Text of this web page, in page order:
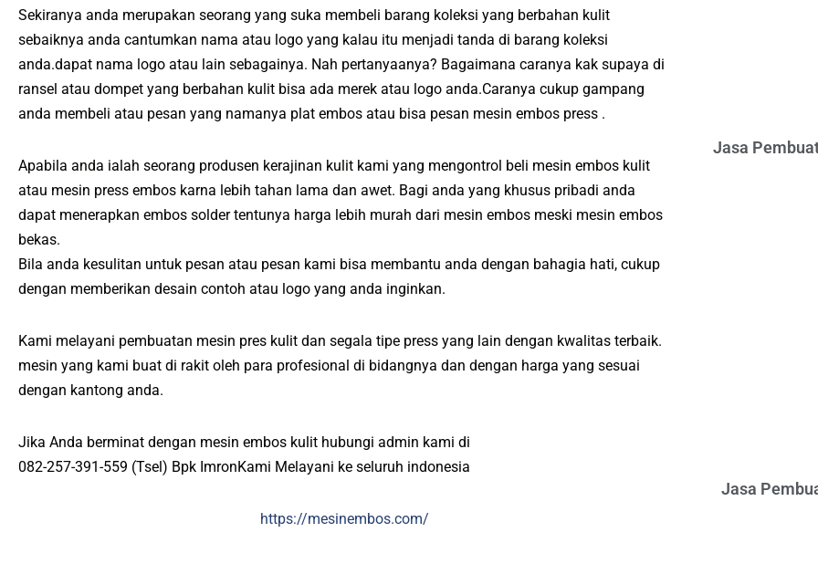
Sekiranya anda merupakan seorang yang suka membeli barang koleksi yang berbahan kulit
sebaiknya anda cantumkan nama atau logo yang kalau itu menjadi tanda di barang koleksi
anda.dapat nama logo atau lain sebagainya. Nah pertanyaanya? Bagaimana caranya kak supaya di
ransel atau dompet yang berbahan kulit bisa ada merek atau logo anda.Caranya cukup gampang
anda membeli atau pesan yang namanya plat embos atau bisa pesan mesin embos press .
Apabila anda ialah seorang produsen kerajinan kulit kami yang mengontrol beli mesin embos kulit
atau mesin press embos karna lebih tahan lama dan awet. Bagi anda yang khusus pribadi anda
dapat menerapkan embos solder tentunya harga lebih murah dari mesin embos meski mesin embos
bekas.
Bila anda kesulitan untuk pesan atau pesan kami bisa membantu anda dengan bahagia hati, cukup
dengan memberikan desain contoh atau logo yang anda inginkan.
Kami melayani pembuatan mesin pres kulit dan segala tipe press yang lain dengan kwalitas terbaik.
mesin yang kami buat di rakit oleh para profesional di bidangnya dan dengan harga yang sesuai
dengan kantong anda.
Jika Anda berminat dengan mesin embos kulit hubungi admin kami di
082-257-391-559 (Tsel) Bpk ImronKami Melayani ke seluruh indonesia
https://mesinembos.com/
Jasa
Jasa